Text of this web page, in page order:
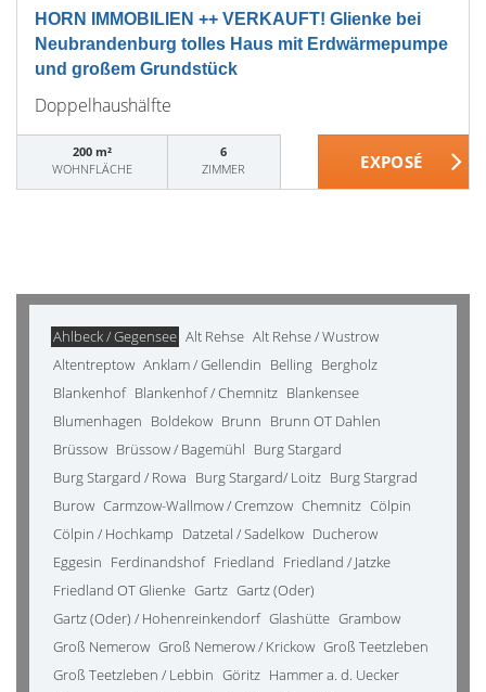
HORN IMMOBILIEN ++ VERKAUFT! Glienke bei
Neubrandenburg tolles Haus mit Erdwärmepumpe
und großem Grundstück
Doppelhaushälfte
200 m²
WOHNFLÄCHE
6
ZIMMER
Ahlbeck / Gegensee Alt Rehse Alt Rehse / Wustrow
Altentreptow Anklam / Gellendin Belling Bergholz
Blankenhof Blankenhof / Chemnitz Blankensee
Blumenhagen Boldekow Brunn Brunn OT Dahlen
Brüssow Brüssow / Bagemühl Burg Stargard
Burg Stargard / Rowa Burg Stargard/ Loitz Burg Stargrad
Burow Carmzow-Wallmow / Cremzow Chemnitz Cölpin
Cölpin / Hochkamp Datzetal / Sadelkow Ducherow
Eggesin Ferdinandshof Friedland Friedland / Jatzke
Friedland OT Glienke Gartz Gartz (Oder)
Gartz (Oder) / Hohenreinkendorf Glashütte Grambow
Groß Nemerow Groß Nemerow / Krickow Groß Teetzleben
Groß Teetzleben / Lebbin Göritz Hammer a. d. Uecker